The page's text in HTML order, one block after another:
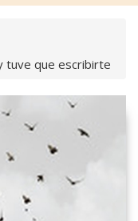
tuve que escribirte